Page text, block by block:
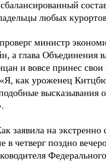
любых
министр
а глава Объединения
и вовсе принес свои
как уроженец
высказывания
заявила на экстренно
в четверг поздно